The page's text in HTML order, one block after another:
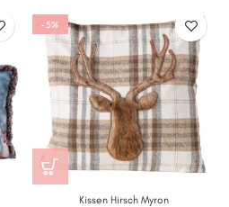
-5%
Kissen Hirsch Myron